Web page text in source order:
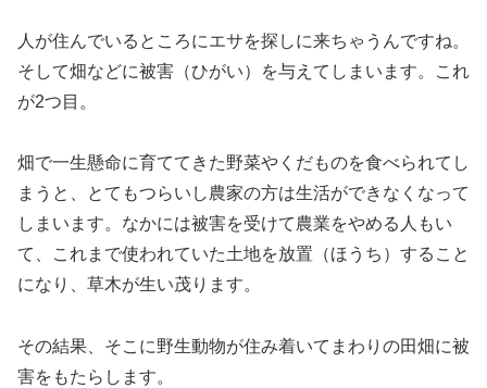
人が住んでいるところにエサを探しに来ちゃうんですね。
そして畑などに被害（ひがい）を与えてしまいます。これ
が2つ目。
畑で一生懸命に育ててきた野菜やくだものを食べられてし
まうと、とてもつらいし農家の方は生活ができなくなって
しまいます。なかには被害を受けて農業をやめる人もい
て、これまで使われていた土地を放置（ほうち）すること
になり、草木が生い茂ります。
その結果、そこに野生動物が住み着いてまわりの田畑に被
害をもたらします。